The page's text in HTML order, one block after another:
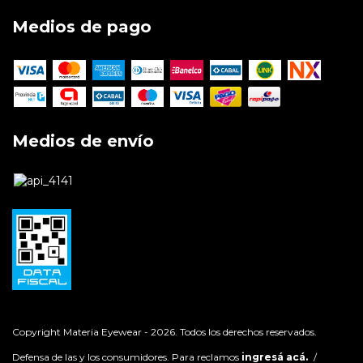
Medios de pago
Medios de envío
Copyright Materia Eyewear - 2026. Todos los derechos reservados.
Defensa de las y los consumidores. Para reclamos ingresá acá. /